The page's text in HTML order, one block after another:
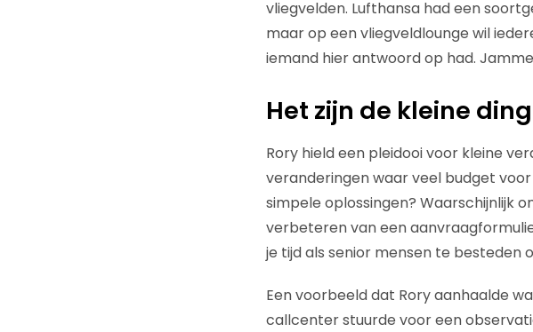
vliegvelden. Lufthansa had een
maar op een vliegveldlounge wil
iemand hier antwoord op had.
Het zijn de kleine
Rory hield een pleidooi voor kleine
veranderingen waar veel budget
simpele oplossingen? Waarschijnlijk
verbeteren van een
je tijd als senior mensen te besteden
Een voorbeeld dat Rory aanhaalde
callcenter stuurde voor een